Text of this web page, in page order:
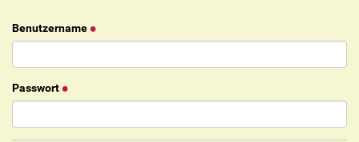
Benutzername
Passwort